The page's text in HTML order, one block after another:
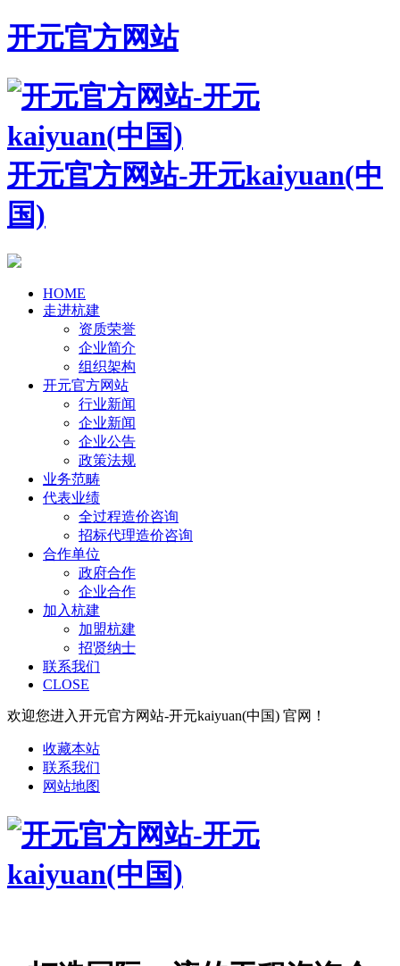
开元官方网站
开元官方网站-开元kaiyuan(中
国)
HOME
走进杭建
资质荣誉
企业简介
组织架构
开元官方网站
行业新闻
企业新闻
企业公告
政策法规
业务范畴
代表业绩
全过程造价咨询
招标代理造价咨询
合作单位
政府合作
企业合作
加入杭建
加盟杭建
招贤纳士
联系我们
CLOSE
欢迎您进入开元官方网站-开元kaiyuan(中国) 官网！
收藏本站
联系我们
网站地图